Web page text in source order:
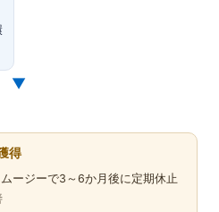
▼
得
ージーで3～6か月後に定期休止